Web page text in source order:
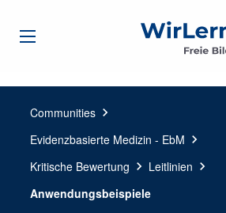
Communities chevron_right
Evidenzbasierte Medizin - EbM chevron_right
Kritische Bewertung chevron_right Leitlinien chevron_right
Anwendungsbeispiele